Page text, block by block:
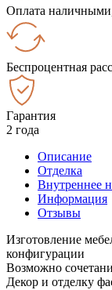
Оплата
Беспроцентная
Гарантия
2 года
Описание
Отделка
Внутреннее
Информация
Отзывы
Изготовление
конфигурации
Возможно
Декор и отделку